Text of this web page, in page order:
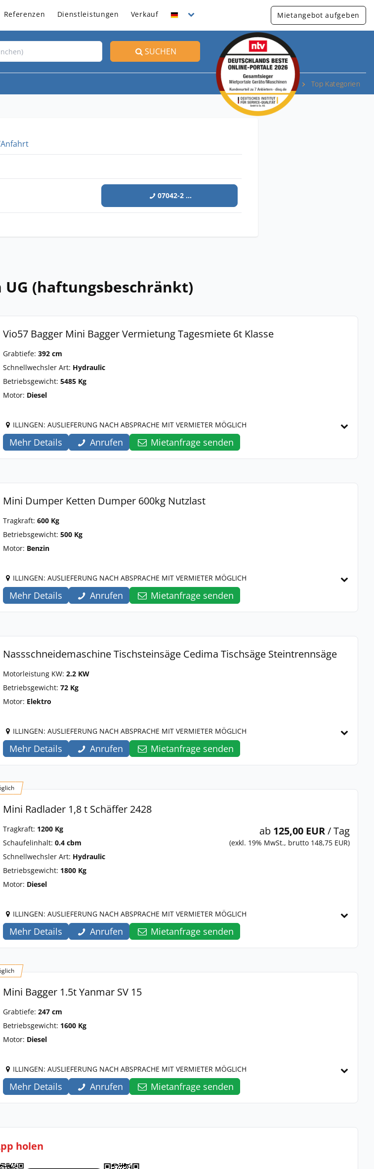
Referenzen Dienstleistungen Verkauf Mietangebot aufgeben
SUCHEN
Top Kategorien
07042-2 ...
(haftungsbeschränkt)
Vio57 Bagger Mini Bagger Vermietung Tagesmiete 6t Klasse
Grabtiefe: 392 cm
Schnellwechsler Art: Hydraulic
Betriebsgewicht: 5485 Kg
Motor: Diesel
ILLINGEN: AUSLIEFERUNG NACH ABSPRACHE MIT VERMIETER MÖGLICH
Mehr Details Anrufen Mietanfrage senden
Mini Dumper Ketten Dumper 600kg Nutzlast
Tragkraft: 600 Kg
Betriebsgewicht: 500 Kg
Motor: Benzin
ILLINGEN: AUSLIEFERUNG NACH ABSPRACHE MIT VERMIETER MÖGLICH
Mehr Details Anrufen Mietanfrage senden
Nassschneidemaschine Tischsteinsäge Cedima Tischsäge Steintrennsäge
Motorleistung KW: 2.2 KW
Betriebsgewicht: 72 Kg
Motor: Elektro
ILLINGEN: AUSLIEFERUNG NACH ABSPRACHE MIT VERMIETER MÖGLICH
Mehr Details Anrufen Mietanfrage senden
Mini Radlader 1,8 t Schäffer 2428
Tragkraft: 1200 Kg
Schaufelinhalt: 0.4 cbm
Schnellwechsler Art: Hydraulic
Betriebsgewicht: 1800 Kg
Motor: Diesel
ab 125,00 EUR/ Tag
(exkl. 19% MwSt., brutto 148,75 EUR)
ILLINGEN: AUSLIEFERUNG NACH ABSPRACHE MIT VERMIETER MÖGLICH
Mehr Details Anrufen Mietanfrage senden
Mini Bagger 1.5t Yanmar SV 15
Grabtiefe: 247 cm
Betriebsgewicht: 1600 Kg
Motor: Diesel
ILLINGEN: AUSLIEFERUNG NACH ABSPRACHE MIT VERMIETER MÖGLICH
Mehr Details Anrufen Mietanfrage senden
holen